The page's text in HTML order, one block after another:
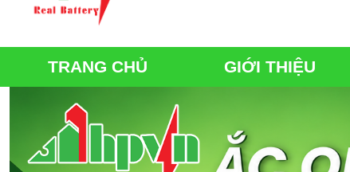
TRANG CHỦ GIỚI THIỆU